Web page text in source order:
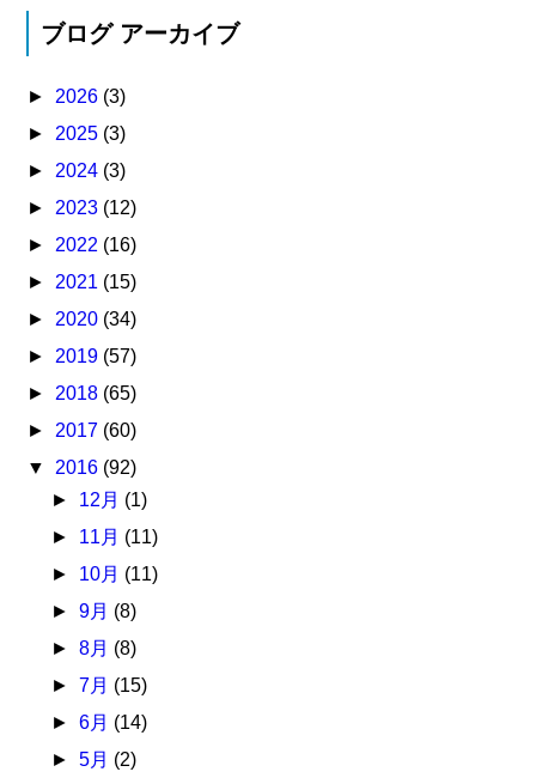
ブログ アーカイブ
► 2026 (3)
► 2025 (3)
► 2024 (3)
► 2023 (12)
► 2022 (16)
► 2021 (15)
► 2020 (34)
► 2019 (57)
► 2018 (65)
► 2017 (60)
▼ 2016 (92)
► 12月 (1)
► 11月 (11)
► 10月 (11)
► 9月 (8)
► 8月 (8)
► 7月 (15)
► 6月 (14)
► 5月 (2)